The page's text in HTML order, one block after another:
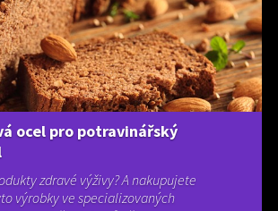
ocel pro potravinářský
zdravé výživy? A nakupujete
výrobky ve specializovaných